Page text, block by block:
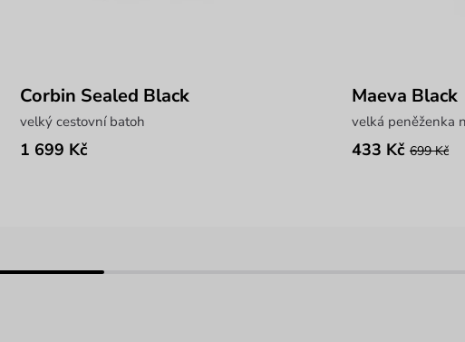
Corbin Sealed Black
velký cestovní batoh
1 699 Kč
Maeva Black
velká peněženka
433 Kč 699 Kč